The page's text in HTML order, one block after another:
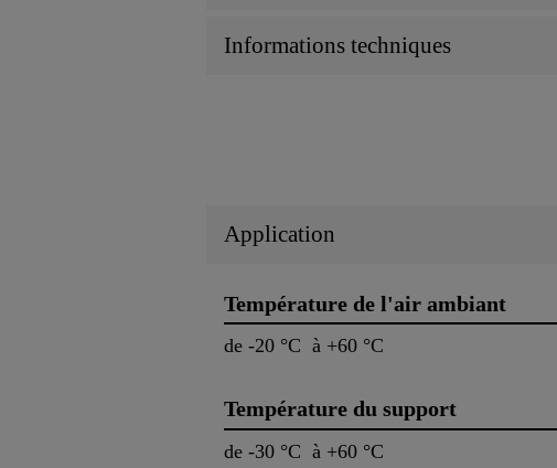
Informations techniques
Application
Température de l'air ambiant
de -20 °C à +60 °C
Température du support
de -30 °C à +60 °C